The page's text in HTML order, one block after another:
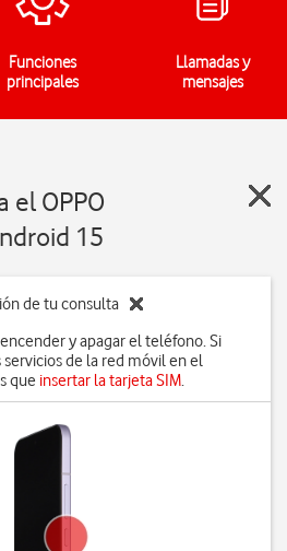
Funciones
principales
Llamadas y
mensajes
el OPPO
15
de tu consulta
y apagar el teléfono. Si
de la red móvil en el
que insertar la tarjeta SIM.